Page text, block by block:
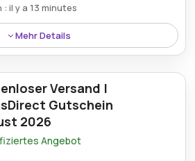
il y a 13 minutes
Mehr Details
% auf ausgewählte Styles mit
bei Jeans-direct.de.
Versand |
Gutschein
2026
Angebot